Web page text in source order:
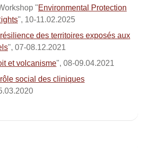
"Environmental Protection
", 10-11.02.2025
des territoires exposés aux
", 07-08.12.2021
et volcanisme", 08-09.04.2021
social des cliniques